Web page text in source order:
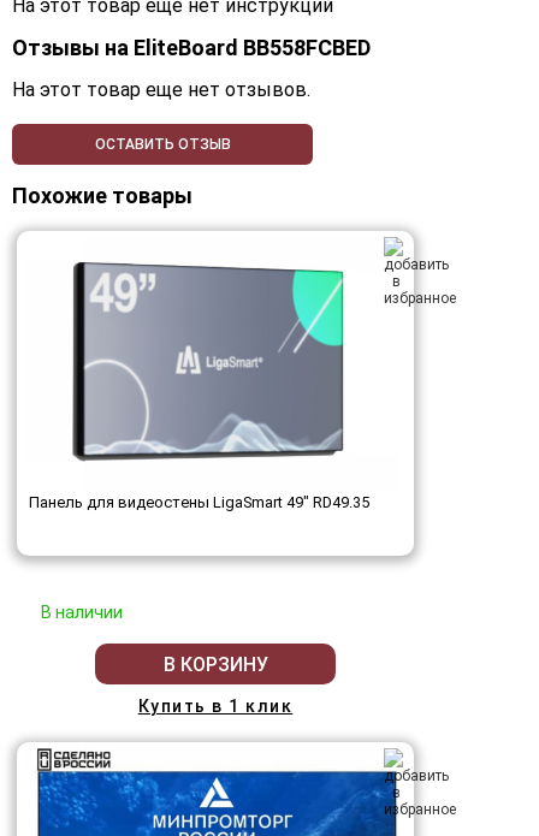
На этот товар еще нет инструкций
Отзывы на EliteBoard BB558FCBED
На этот товар еще нет отзывов.
ОСТАВИТЬ ОТЗЫВ
Похожие товары
Панель для видеостены LigaSmart 49" RD49.35
В наличии
В КОРЗИНУ
Купить в 1 клик